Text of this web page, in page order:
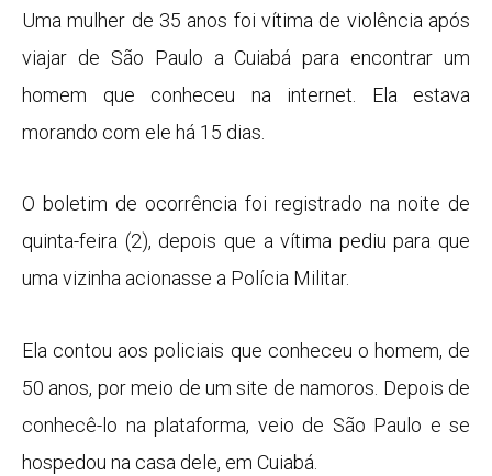
Uma mulher de 35 anos foi vítima de violência após
viajar de São Paulo a Cuiabá para encontrar um
homem que conheceu na internet. Ela estava
morando com ele há 15 dias.
O boletim de ocorrência foi registrado na noite de
quinta-feira (2), depois que a vítima pediu para que
uma vizinha acionasse a Polícia Militar.
Ela contou aos policiais que conheceu o homem, de
50 anos, por meio de um site de namoros. Depois de
conhecê-lo na plataforma, veio de São Paulo e se
hospedou na casa dele, em Cuiabá.